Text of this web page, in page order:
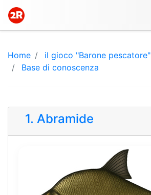
Home
il gioco "Barone pescatore"
Base di conoscenza
1. Abramide